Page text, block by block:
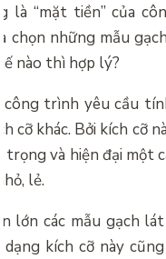
là “mặt tiền” của
chọn những mẫu
nào thì hợp lý?
công trình yêu cầu
cỡ khác. Bởi kích cỡ
trọng và hiện đại
lẻ.
lớn các mẫu gạch
kích cỡ này